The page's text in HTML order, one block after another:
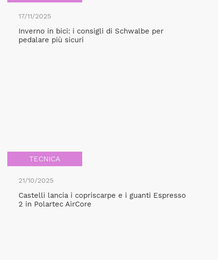
17/11/2025
Inverno in bici: i consigli di Schwalbe per
pedalare più sicuri
TECNICA
21/10/2025
Castelli lancia i copriscarpe e i guanti Espresso
2 in Polartec AirCore